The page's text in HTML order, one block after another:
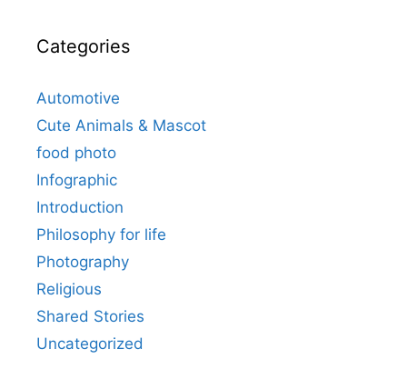
Categories
Automotive
Cute Animals & Mascot
food photo
Infographic
Introduction
Philosophy for life
Photography
Religious
Shared Stories
Uncategorized